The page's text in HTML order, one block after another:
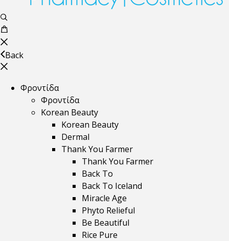
Back
Φροντίδα
Φροντίδα
Korean Beauty
Korean Beauty
Dermal
Thank You Farmer
Thank You Farmer
Back To
Back To Iceland
Miracle Age
Phyto Relieful
Be Beautiful
Rice Pure